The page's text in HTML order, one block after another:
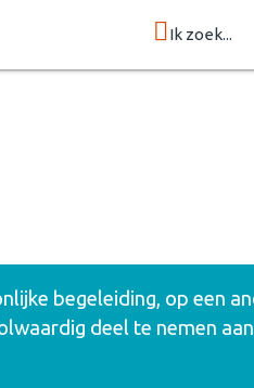
Ik zoek...
begeleiding, op een
deel te nemen